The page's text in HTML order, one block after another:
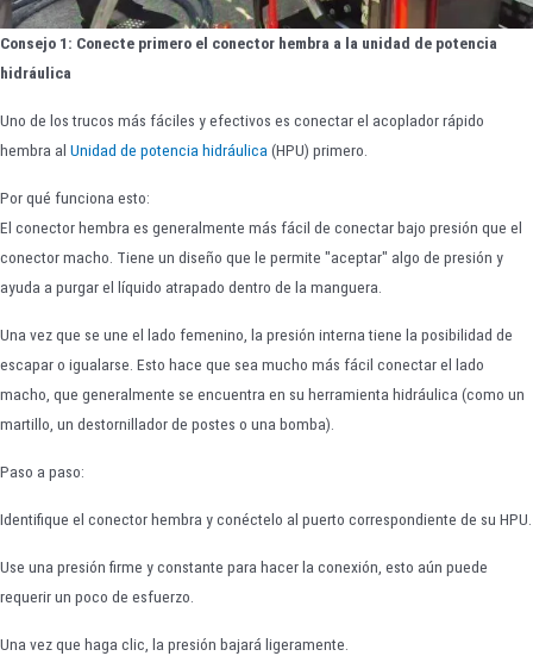
Consejo 1: Conecte primero el conector hembra a la unidad de potencia
hidráulica
Uno de los trucos más fáciles y efectivos es conectar el acoplador rápido
hembra al Unidad de potencia hidráulica (HPU) primero.
Por qué funciona esto:
El conector hembra es generalmente más fácil de conectar bajo presión que el
conector macho. Tiene un diseño que le permite "aceptar" algo de presión y
ayuda a purgar el líquido atrapado dentro de la manguera.
Una vez que se une el lado femenino, la presión interna tiene la posibilidad de
escapar o igualarse. Esto hace que sea mucho más fácil conectar el lado
macho, que generalmente se encuentra en su herramienta hidráulica (como un
martillo, un destornillador de postes o una bomba).
Paso a paso:
Identifique el conector hembra y conéctelo al puerto correspondiente de su HPU.
Use una presión firme y constante para hacer la conexión, esto aún puede
requerir un poco de esfuerzo.
Una vez que haga clic, la presión bajará ligeramente.